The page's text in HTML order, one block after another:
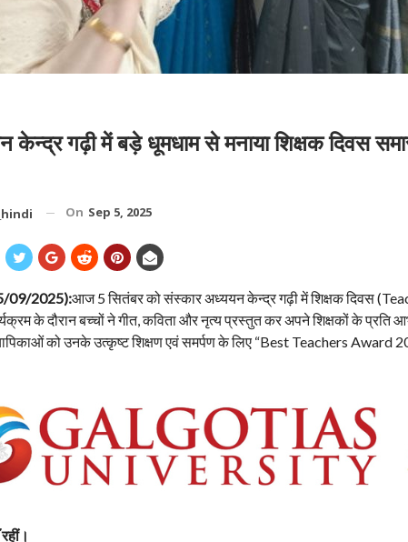
गढ़ी में बड़े धूमधाम से मनाया शिक्षक दिवस
On Sep 5, 2025
09/2025):आज 5 सितंबर को संस्कार अध्ययन केन्द्र गढ़ी में शिक्षक दिवस
के दौरान बच्चों ने गीत, कविता और नृत्य प्रस्तुत कर अपने शिक्षकों के प्रति
को उनके उत्कृष्ट शिक्षण एवं समर्पण के लिए “Best Teachers Award